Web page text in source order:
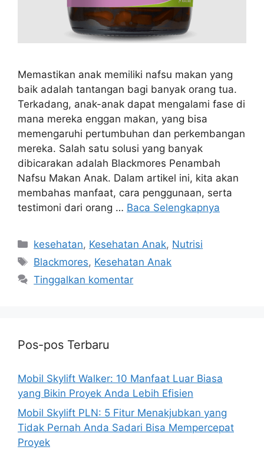
Memastikan anak memiliki nafsu makan yang
baik adalah tantangan bagi banyak orang tua.
Terkadang, anak-anak dapat mengalami fase di
mana mereka enggan makan, yang bisa
memengaruhi pertumbuhan dan perkembangan
mereka. Salah satu solusi yang banyak
dibicarakan adalah Blackmores Penambah
Nafsu Makan Anak. Dalam artikel ini, kita akan
membahas manfaat, cara penggunaan, serta
testimoni dari orang … Baca Selengkapnya
Kategori
kesehatan, Kesehatan Anak, Nutrisi
Tag
Blackmores, Kesehatan Anak
Tinggalkan komentar
Pos-pos Terbaru
Mobil Skylift Walker: 10 Manfaat Luar Biasa
yang Bikin Proyek Anda Lebih Efisien
Mobil Skylift PLN: 5 Fitur Menakjubkan yang
Tidak Pernah Anda Sadari Bisa Mempercepat
Proyek